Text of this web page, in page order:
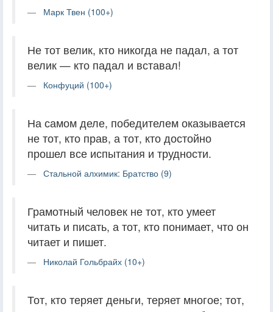
Марк Твен (100+)
Не тот велик, кто никогда не падал, а тот
велик — кто падал и вставал!
Конфуций (100+)
На самом деле, победителем оказывается
не тот, кто прав, а тот, кто достойно
прошел все испытания и трудности.
Стальной алхимик: Братство (9)
Грамотный человек не тот, кто умеет
читать и писать, а тот, кто понимает, что он
читает и пишет.
Николай Гольбрайх (10+)
Тот, кто теряет деньги, теряет многое; тот,